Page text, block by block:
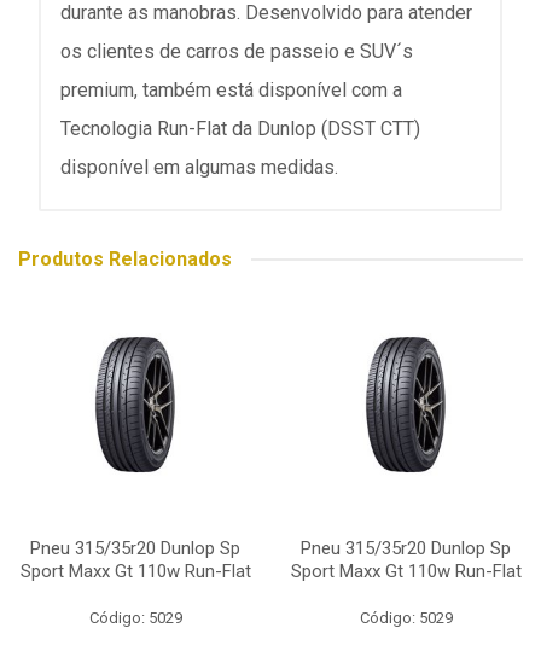
durante as manobras. Desenvolvido para atender
os clientes de carros de passeio e SUV´s
premium, também está disponível com a
Tecnologia Run-Flat da Dunlop (DSST CTT)
disponível em algumas medidas.
Produtos Relacionados
Pneu 315/35r20 Dunlop Sp
Sport Maxx Gt 110w Run-Flat
Código: 5029
Pneu 315/35r20 Dunlop Sp
Sport Maxx Gt 110w Run-Flat
Código: 5029